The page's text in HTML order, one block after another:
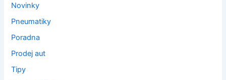
Novinky
Pneumatiky
Poradna
Prodej aut
Tipy